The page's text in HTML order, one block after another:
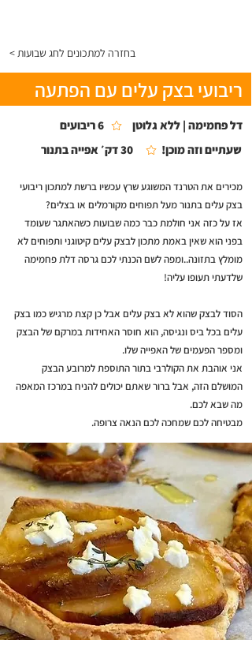
< בחזרה למתכונים לחג שבועות
ריבועי בצק עלים עם הפתעה
דל פחמימה | ללא גלוטן
שעתיים וזה מוכן!
6 ריבועים
30 דק׳ אפייה בתנור
מכירים את הטרנד המשוגע שרץ עכשיו ברשת למתכון ריבועי
בצק עלים בתנור מעל תפוחים מקורמלים או בצלים?
אז על כזה אני חולמת כבר כמה שבועות כשהאתגר שעומד
בפני הוא שאין באמת מתכון לבצק עלים קיטוגני ותפוחים לא
מומלץ בתזונה..ומפה לשם הכנתי לכם גרסה דלת פחמימה
שלדעתי תעופו עליה!
הסוד לבצק שהוא לא בצק עלים אבל כן קצת מרגיש כמו בצק
עלים בכל ביס ונגיסה, הוא חוסר האחידות במרקם של הבצק
ומספר הפעמים של האפייה שלו.
אני אוהבת את הקולרבי בתור התוספת למרובע הבצק
המושלם הזה, אבל ברור שאתם יכולים להניח במרכז המאפה
מה שבא לכם.
מבטיחה לכם שמחכה לכם הנאה צרופה.